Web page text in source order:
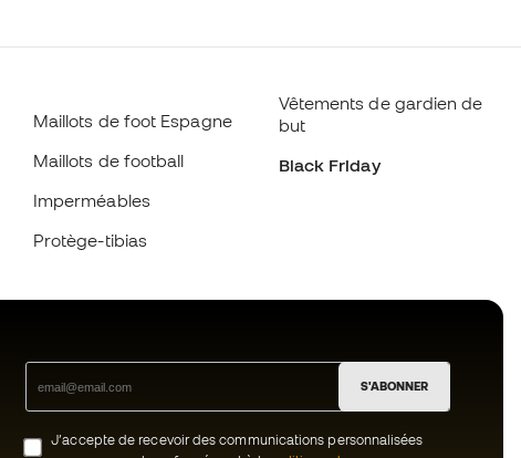
Maillots de foot Espagne
Maillots de football
Imperméables
Protège-tibias
Vêtements de gardien de
but
Black Friday
S'ABONNER
J’accepte de recevoir des communications personnalisées